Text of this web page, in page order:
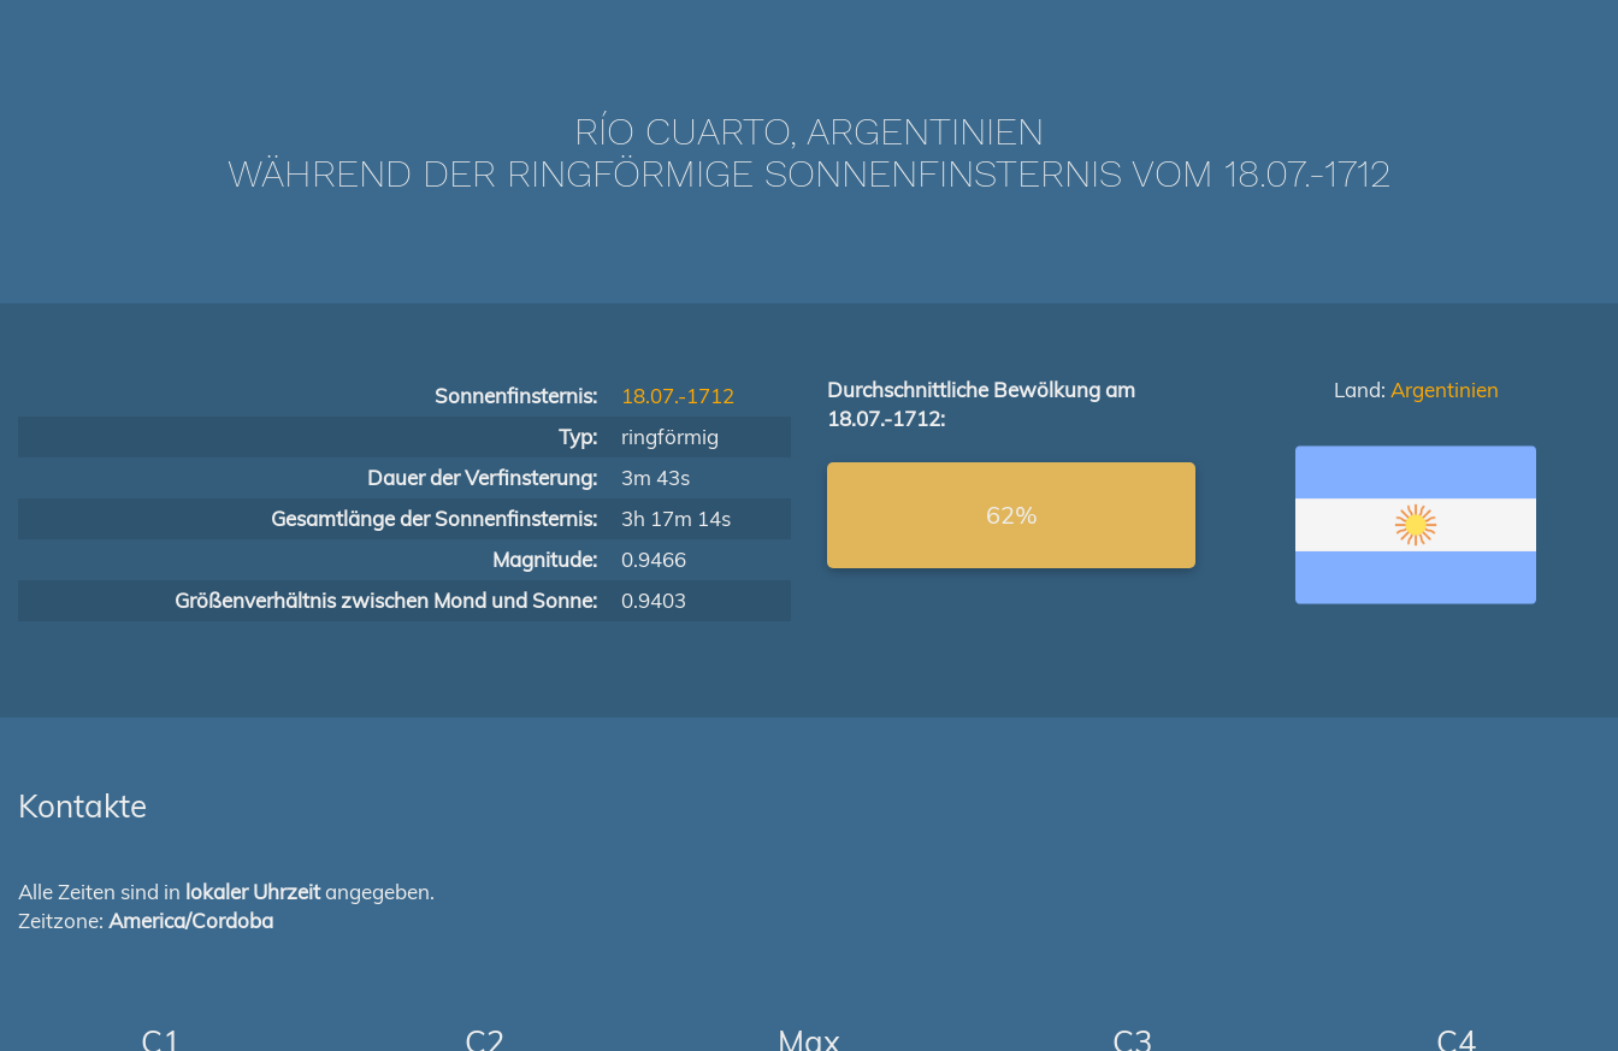
RÍO CUARTO, ARGENTINIEN
WÄHREND DER RINGFÖRMIGE SONNENFINSTERNIS VOM 18.07.-1712
Sonnenfinsternis:
18.07.-1712
Typ:
ringförmig
Dauer der Verfinsterung:
3m 43s
Gesamtlänge der Sonnenfinsternis:
3h 17m 14s
Magnitude:
0.9466
Größenverhältnis zwischen Mond und Sonne:
0.9403
Durchschnittliche Bewölkung am
18.07.-1712:
62%
Land: Argentinien
Kontakte
Alle Zeiten sind in lokaler Uhrzeitangegeben.
Zeitzone: America/Cordoba
C1 C2 Max C3 C4